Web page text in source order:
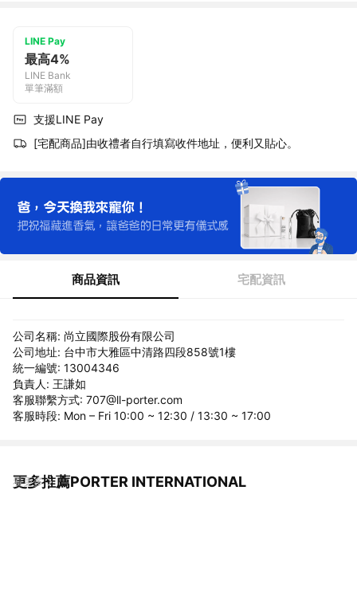
LINE Pay
最高4%
LINE Bank
單筆滿額
支援LINE Pay
[宅配商品]由收禮者自行填寫收件地址，便利又貼心。
商品資訊 宅配資訊
公司名稱: 尚立國際股份有限公司
公司地址: 台中市大雅區中清路四段858號1樓
統一編號: 13004346
負責人: 王謙如
客服聯繫方式: 707@ll-porter.com
客服時段: Mon – Fri 10:00 ~ 12:30 / 13:30 ~ 17:00
更多推薦PORTER INTERNATIONAL
看更多